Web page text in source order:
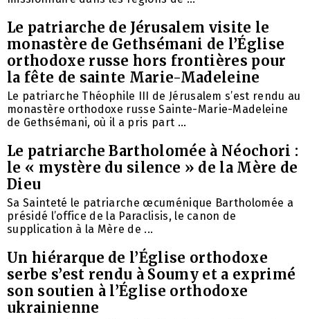
Le patriarche de Jérusalem visite le
monastère de Gethsémani de l’Église
orthodoxe russe hors frontières pour
la fête de sainte Marie-Madeleine
Le patriarche Théophile III de Jérusalem s’est rendu au
monastère orthodoxe russe Sainte-Marie-Madeleine
de Gethsémani, où il a pris part ...
Le patriarche Bartholomée à Néochori :
le « mystère du silence » de la Mère de
Dieu
Sa Sainteté le patriarche œcuménique Bartholomée a
présidé l’office de la Paraclisis, le canon de
supplication à la Mère de ...
Un hiérarque de l’Église orthodoxe
serbe s’est rendu à Soumy et a exprimé
son soutien à l’Église orthodoxe
ukrainienne